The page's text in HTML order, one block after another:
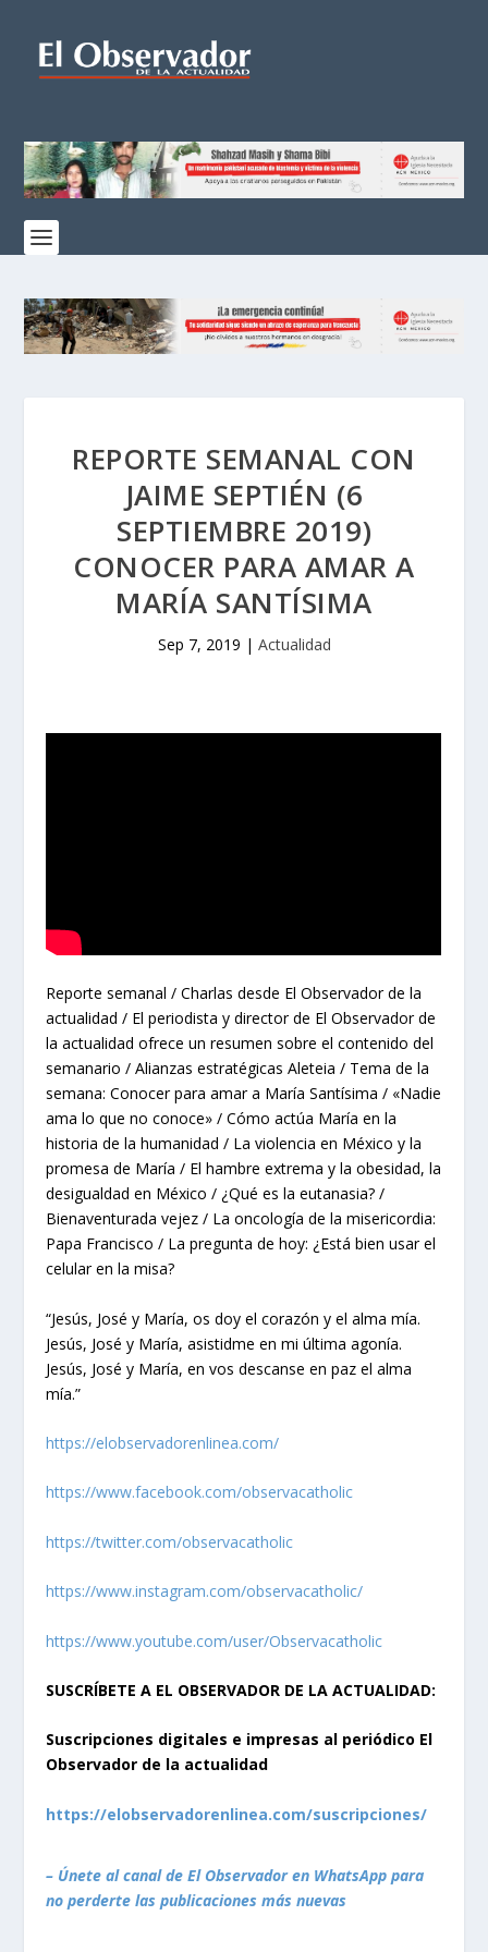
REPORTE SEMANAL CON
JAIME SEPTIÉN (6
SEPTIEMBRE 2019)
CONOCER PARA AMAR A
MARÍA SANTÍSIMA
Sep 7, 2019 | Actualidad
Reporte semanal / Charlas desde El Observador de la
actualidad / El periodista y director de El Observador de
la actualidad ofrece un resumen sobre el contenido del
semanario / Alianzas estratégicas Aleteia / Tema de la
semana: Conocer para amar a María Santísima / «Nadie
ama lo que no conoce» / Cómo actúa María en la
historia de la humanidad / La violencia en México y la
promesa de María / El hambre extrema y la obesidad, la
desigualdad en México / ¿Qué es la eutanasia? /
Bienaventurada vejez / La oncología de la misericordia:
Papa Francisco / La pregunta de hoy: ¿Está bien usar el
celular en la misa?
“Jesús, José y María, os doy el corazón y el alma mía.
Jesús, José y María, asistidme en mi última agonía.
Jesús, José y María, en vos descanse en paz el alma
mía.”
https://elobservadorenlinea.com/
https://www.facebook.com/observacatholic
https://twitter.com/observacatholic
https://www.instagram.com/observacatholic/
https://www.youtube.com/user/Observacatholic
SUSCRÍBETE A EL OBSERVADOR DE LA ACTUALIDAD:
Suscripciones digitales e impresas al periódico El
Observador de la actualidad
https://elobservadorenlinea.com/suscripciones/
– Únete al canal de El Observador en WhatsApp para
no perderte las publicaciones más nuevas